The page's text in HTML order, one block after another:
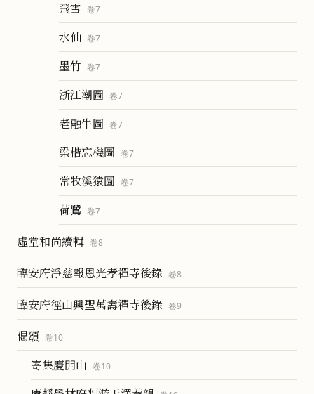
飛雪 卷7
水仙 卷7
墨竹 卷7
浙江潮圖 卷7
老融牛圖 卷7
梁楷忘機圖 卷7
常牧溪猿圖 卷7
荷鷺 卷7
虛堂和尚續輯 卷8
臨安府淨慈報恩光孝禪寺後錄 卷8
臨安府徑山興聖萬壽禪寺後錄 卷9
偈頌 卷10
寄集慶開山 卷10